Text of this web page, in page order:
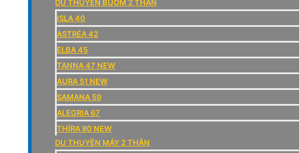
DU THUYỀN BUỒM 2 THÂN
ISLA 40
ASTRÉA 42
ELBA 45
TANNA 47 NEW
AURA 51 NEW
SAMANA 59
ALEGRIA 67
THÍRA 80 NEW
DU THUYỀN MÁY 2 THÂN